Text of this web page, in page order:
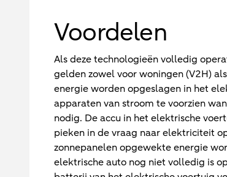
Voordelen
Als deze technologieën volledig
gelden zowel voor woningen (V2H)
energie worden opgeslagen in het
apparaten van stroom te voorzien
nodig. De accu in het elektrische
pieken in de vraag naar elektriciteit
zonnepanelen opgewekte energie
elektrische auto nog niet volledig is